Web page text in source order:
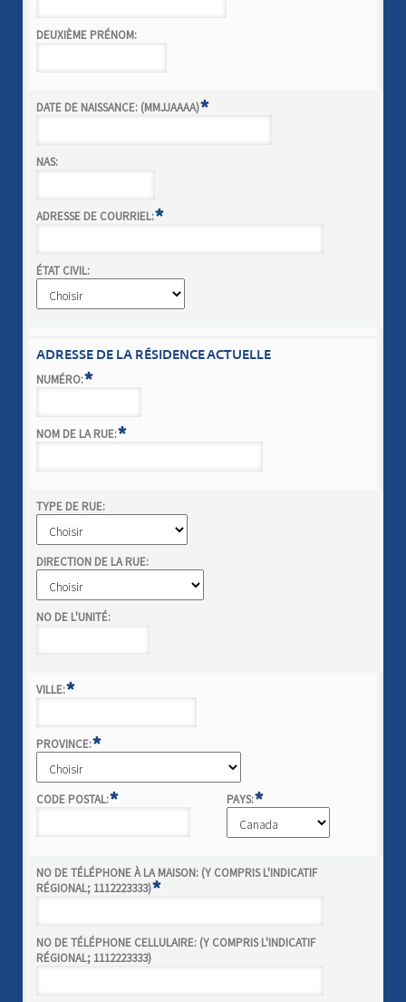
DEUXIÈME PRÉNOM:
DATE DE NAISSANCE: (MMJJAAAA)*
NAS:
ADRESSE DE COURRIEL:*
ÉTAT CIVIL:
ADRESSE DE LA RÉSIDENCE ACTUELLE
NUMÉRO:*
NOM DE LA RUE:*
TYPE DE RUE:
DIRECTION DE LA RUE:
NO DE L'UNITÉ:
VILLE:*
PROVINCE:*
CODE POSTAL:* PAYS:*
NO DE TÉLÉPHONE À LA MAISON: (Y COMPRIS L'INDICATIF
RÉGIONAL; 1112223333)*
NO DE TÉLÉPHONE CELLULAIRE: (Y COMPRIS L'INDICATIF
RÉGIONAL; 1112223333)